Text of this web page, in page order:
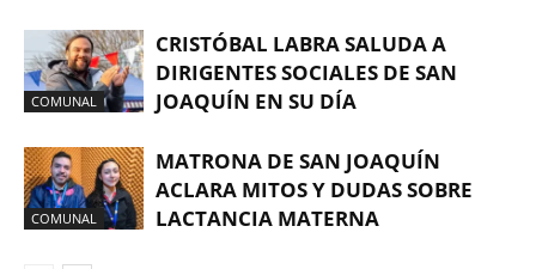
COMUNAL
CRISTÓBAL LABRA SALUDA A
DIRIGENTES SOCIALES DE SAN
JOAQUÍN EN SU DÍA
COMUNAL
MATRONA DE SAN JOAQUÍN
ACLARA MITOS Y DUDAS SOBRE
LACTANCIA MATERNA